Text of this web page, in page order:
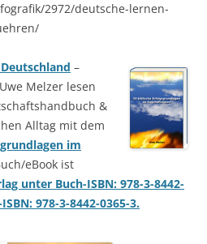
2972/deutsche-lernen-
–
Melzer lesen
&
Alltag mit dem
im
eBook ist
unter Buch-ISBN: 978-3-8442-
978-3-8442-0365-3.